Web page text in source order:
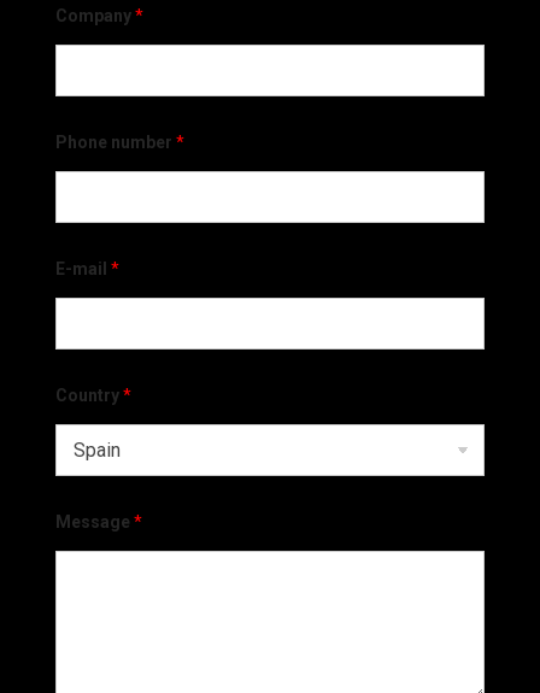
Company*
Phone number *
E-mail *
Country*
Message *